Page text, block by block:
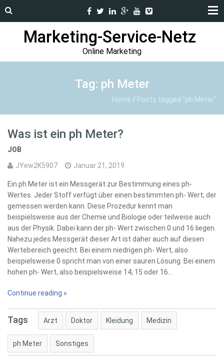
Marketing-Service-Netz
Online Marketing
Tag: ph Meter
Home / Posts tagged "ph Meter"
Was ist ein ph Meter?
JOB
JYew2K5907
Januar 21, 2019
Ein ph Meter ist ein Messgerät zur Bestimmung eines ph-
Wertes. Jeder Stoff verfügt über einen bestimmten ph- Wert, der
gemessen werden kann. Diese Prozedur kennt man
beispielsweise aus der Chemie und Biologie oder teilweise auch
aus der Physik. Dabei kann der ph- Wert zwischen 0 und 16 liegen.
Nahezu jedes Messgerät dieser Art ist daher auch auf diesen
Wertebereich geeicht. Bei einem niedrigen ph- Wert, also
beispielsweise 0 spricht man von einer sauren Lösung. Bei einem
hohen ph- Wert, also beispielsweise 14, 15 oder 16…
Continue reading »
Tags Arzt Doktor Kleidung Medizin
ph Meter Sonstiges